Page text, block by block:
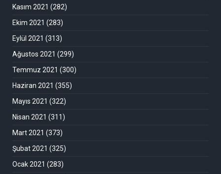
Kasım 2021 (282)
Ekim 2021 (283)
Eylül 2021 (313)
Ağustos 2021 (299)
Temmuz 2021 (300)
Haziran 2021 (355)
Mayıs 2021 (322)
Nisan 2021 (311)
Mart 2021 (373)
Şubat 2021 (325)
Ocak 2021 (283)